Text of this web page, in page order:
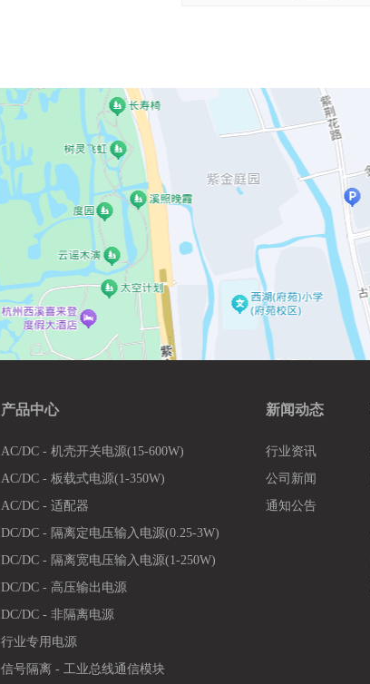
产品中心
AC/DC - 机壳开关电源(15-600W)
AC/DC - 板载式电源(1-350W)
AC/DC - 适配器
DC/DC - 隔离定电压输入电源(0.25-3W)
DC/DC - 隔离宽电压输入电源(1-250W)
DC/DC - 高压输出电源
DC/DC - 非隔离电源
行业专用电源
信号隔离 - 工业总线通信模块
新闻动态
行业资讯
公司新闻
通知公告